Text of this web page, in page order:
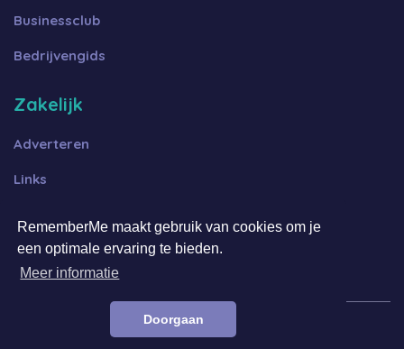
RememberMe maakt gebruik van cookies om je
een optimale ervaring te bieden.
Meer informatie
Doorgaan
Businessclub
Bedrijvengids
Zakelijk
Adverteren
Links
Algemene voorwaarden FFOT
© 2023 RememberMe.nl | ALL RIGHTS RESERVED